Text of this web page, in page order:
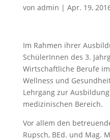
von admin | Apr. 19,
Im Rahmen ihrer
SchülerInnen des 3.
Wirtschaftliche Berufe
Wellness und
Lehrgang zur
medizinischen Bereich.
Vor allem den
Rupsch, BEd. und Mag.